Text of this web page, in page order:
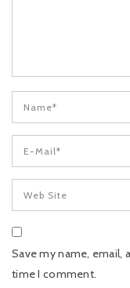
Save my name, email,
time I comment.